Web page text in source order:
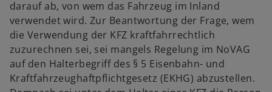
darauf ab, von wem das Fahrzeug im Inland
verwendet wird. Zur Beantwortung der Frage, wem
die Verwendung der KFZ kraftfahrrechtlich
zuzurechnen sei, sei mangels Regelung im NoVAG
auf den Halterbegriff des § 5 Eisenbahn- und
Kraftfahrzeughaftpflichtgesetz (EKHG) abzustellen.